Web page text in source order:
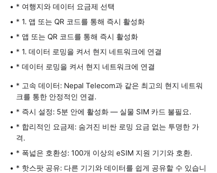
* 여행지와 데이터 요금제 선택
* 1. 앱 또는 QR 코드를 통해 즉시 활성화
* 앱 또는 QR 코드를 통해 즉시 활성화
* 1. 데이터 로밍을 켜서 현지 네트워크에 연결
* 데이터 로밍을 켜서 현지 네트워크에 연결
* 고속 데이터: Nepal Telecom과 같은 최고의 현지 네트워
크를 통한 안정적인 연결.
* 즉시 설정: 5분 안에 활성화 — 실물 SIM 카드 불필요.
* 합리적인 요금제: 숨겨진 비싼 로밍 요금 없는 투명한 가
격.
* 폭넓은 호환성: 100개 이상의 eSIM 지원 기기와 호환.
* 핫스팟 공유: 다른 기기와 데이터를 쉽게 공유할 수 있습니